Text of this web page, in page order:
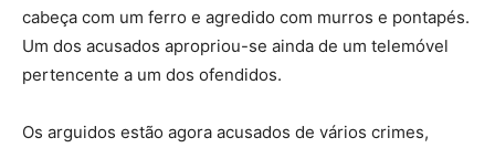
cabeça com um ferro e agredido com murros e pontapés.
Um dos acusados apropriou-se ainda de um telemóvel
pertencente a um dos ofendidos.
Os arguidos estão agora acusados de vários crimes,